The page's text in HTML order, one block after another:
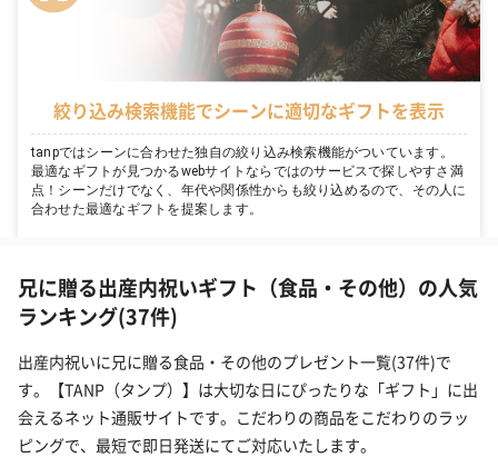
絞り込み検索機能でシーンに適切なギフトを表示
tanpではシーンに合わせた独自の絞り込み検索機能がついています。
最適なギフトが見つかるwebサイトならではのサービスで探しやすさ満
点！シーンだけでなく、年代や関係性からも絞り込めるので、その人に
合わせた最適なギフトを提案します。
兄に贈る出産内祝いギフト（食品・その他）の人気
ランキング(37件)
出産内祝いに兄に贈る食品・その他のプレゼント一覧(37件)で
す。【TANP（タンプ）】は大切な日にぴったりな「ギフト」に出
会えるネット通販サイトです。こだわりの商品をこだわりのラッ
ピングで、最短で即日発送にてご対応いたします。